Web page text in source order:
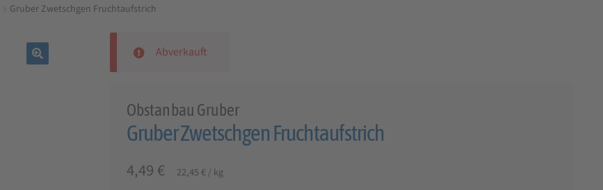
Gruber Zwetschgen Fruchtaufstrich
Abverkauft
Obstanbau Gruber
Gruber Zwetschgen Fruchtaufstrich
4,49 € 22,45 € /kg